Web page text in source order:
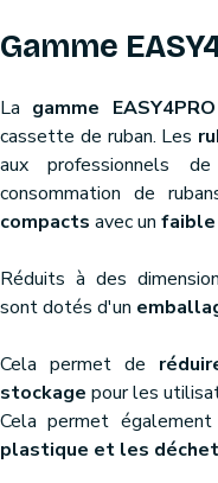
Gamme
La gamme EASY4PRO
cassette de ruban. Les
aux professionnels
consommation de
compacts avec un faible
Réduits à des
sont dotés d'un
Cela permet de
stockage pour les
Cela permet
plastique et les